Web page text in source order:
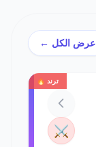
عرض الكل ←
ترند 🔥
⚔️